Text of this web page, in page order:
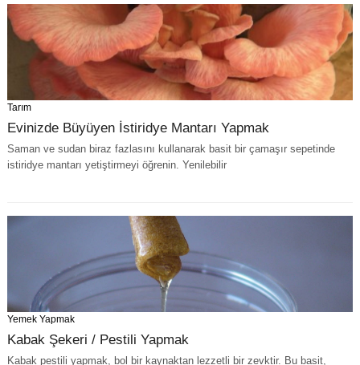
Tarım
Evinizde Büyüyen İstiridye Mantarı Yapmak
Saman ve sudan biraz fazlasını kullanarak basit bir çamaşır sepetinde
istiridye mantarı yetiştirmeyi öğrenin. Yenilebilir
Yemek Yapmak
Kabak Şekeri / Pestili Yapmak
Kabak pestili yapmak, bol bir kaynaktan lezzetli bir zevktir. Bu basit,